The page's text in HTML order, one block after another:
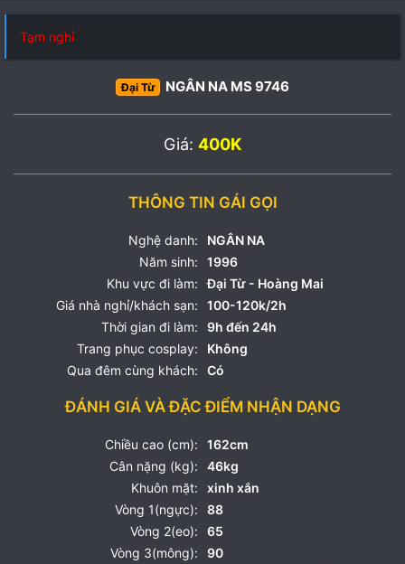
Tạm nghỉ
Đại Từ NGÂN NA MS 9746
Giá: 400K
THÔNG TIN GÁI GỌI
Nghệ danh:
NGÂN NA
Năm sinh:
1996
Khu vực đi làm:
Đại Từ - Hoàng Mai
Giá nhà nghỉ/khách sạn:
100-120k/2h
Thời gian đi làm:
9h đến 24h
Trang phục cosplay:
Không
Qua đêm cùng khách:
Có
ĐÁNH GIÁ VÀ ĐẶC ĐIỂM NHẬN DẠNG
Chiều cao (cm):
162cm
Cân nặng (kg):
46kg
Khuôn mặt:
xinh xắn
Vòng 1(ngực):
88
Vòng 2(eo):
65
Vòng 3(mông):
90